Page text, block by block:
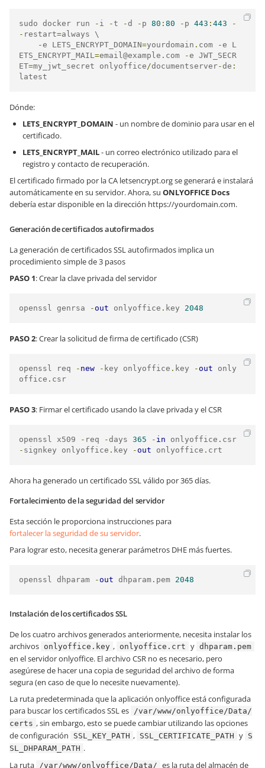
sudo docker run - i -t -d - p 80 : 80 - p 443 : 443
-
- restart=always \
-e LETS_ENCRYPT_DOMAIN=yourdomain . com -e L
ETS_ENCRYPT_MAIL=email@example . com -e JWT_SECR
ET=my_jwt_secret onlyoffice/documentserver-de :
latest
Dónde:
LETS_ENCRYPT_DOMAIN - un nombre de dominio para usar en el
certificado.
LETS_ENCRYPT_MAIL- un correo electrónico utilizado para el
registro y contacto de recuperación.
El certificado firmado por la CA letsencrypt.org se generará e instalará
automáticamente en su servidor. Ahora, su ONLYOFFICE Docs
debería estar disponible en la dirección https://yourdomain.com.
Generación de certificados autofirmados
La generación de certificados SSL autofirmados implica un
procedimiento simple de 3 pasos
PASO 1: Crear la clave privada del servidor
openssl genrsa - out onlyoffice . key 2048
PASO 2: Crear la solicitud de firma de certificado (CSR)
openssl req - new - key onlyoffice . key - out only
office . csr
PASO 3: Firmar el certificado usando la clave privada y el CSR
openssl x509 - req -days 365 - in onlyoffice .
- signkey onlyoffice . key - out onlyoffice . crt
Ahora ha generado un certificado SSL válido por 365 días.
Fortalecimiento de la seguridad del servidor
Esta sección le proporciona instrucciones para
fortalecer la seguridad de su servidor.
Para lograr esto, necesita generar parámetros DHE más fuertes.
openssl dhparam - out dhparam . pem 2048
Instalación de los certificados SSL
De los cuatro archivos generados anteriormente, necesita instalar los
archivos onlyoffice.key , onlyoffice.crt y dhparam.pem
en el servidor onlyoffice. El archivo CSR no es necesario, pero
asegúrese de hacer una copia de seguridad del archivo de forma
segura (en caso de que lo necesite nuevamente).
La ruta predeterminada que la aplicación onlyoffice está configurada
para buscar los certificados SSL es /var/www/onlyoffice/Data/
certs , sin embargo, esto se puede cambiar utilizando las opciones
de configuración
SSL_KEY_PATH , SSL_CERTIFICATE_PATH y S
SL_DHPARAM_PATH .
La ruta /var/www/onlyoffice/Data/ es la ruta del almacén de